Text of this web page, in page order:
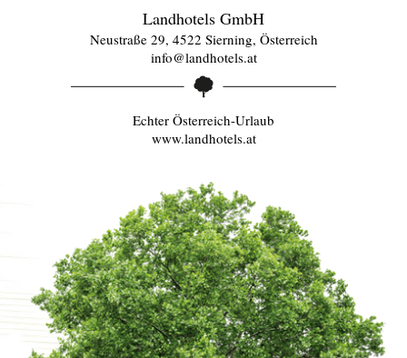
Landhotels GmbH
Neustraße 29, 4522 Sierning, Österreich
info@landhotels.at
Echter Österreich-Urlaub
www.landhotels.at